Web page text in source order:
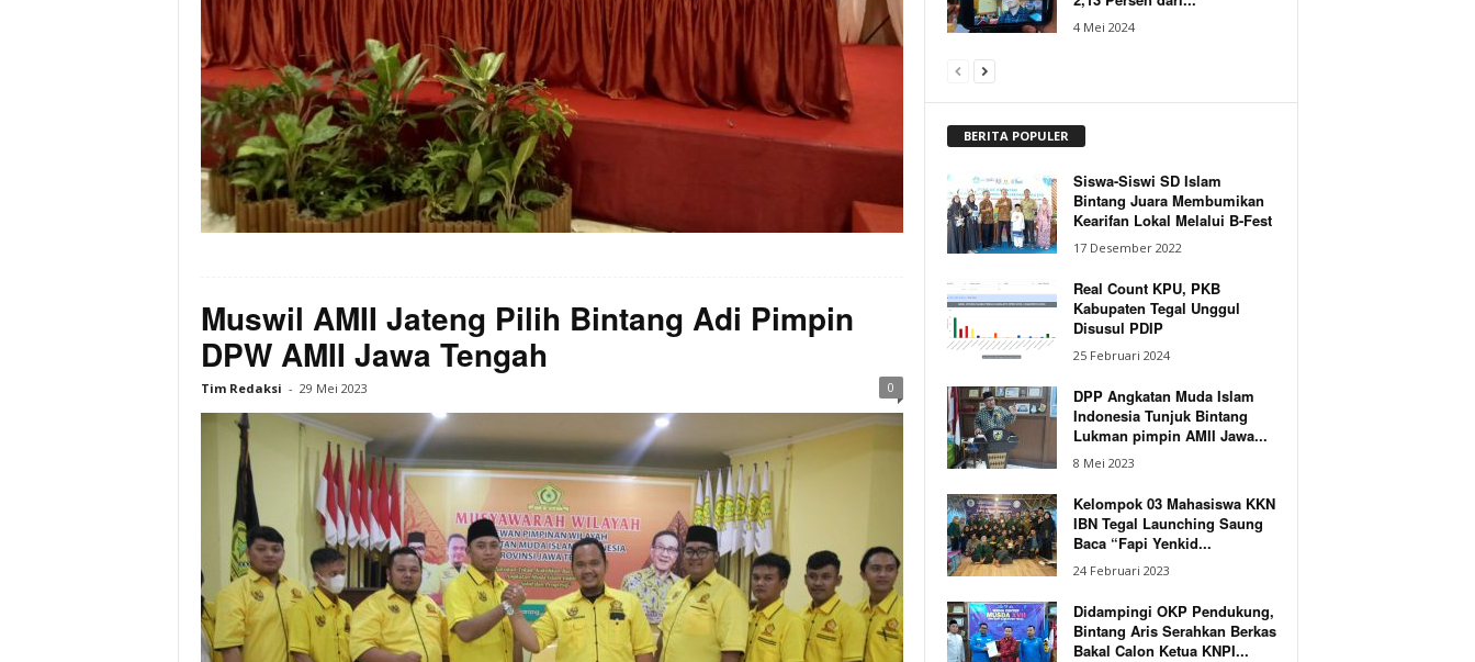
Muswil AMII Jateng Pilih Bintang Adi Pimpin
DPW AMII Jawa Tengah
Tim Redaksi - 29 Mei 2023 0
4 Mei 2024
BERITA POPULER
Siswa-Siswi SD Islam
Bintang Juara Membumikan
Kearifan Lokal Melalui B-Fest
17 Desember 2022
Real Count KPU, PKB
Kabupaten Tegal Unggul
Disusul PDIP
25 Februari 2024
DPP Angkatan Muda Islam
Indonesia Tunjuk Bintang
Lukman pimpin AMII Jawa...
8 Mei 2023
Kelompok 03 Mahasiswa KKN
IBN Tegal Launching Saung
Baca “Fapi Yenkid...
24 Februari 2023
Didampingi OKP Pendukung,
Bintang Aris Serahkan Berkas
Bakal Calon Ketua KNPI...